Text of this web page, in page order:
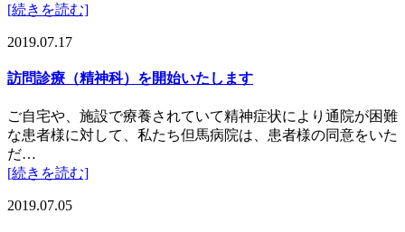
[続きを読む]
2019.07.17
訪問診療（精神科）を開始いたします
ご自宅や、施設で療養されていて精神症状により通院が困難
な患者様に対して、私たち但馬病院は、患者様の同意をいた
だ…
[続きを読む]
2019.07.05